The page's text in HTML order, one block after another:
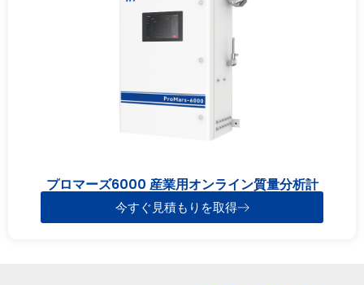
プロマーズ6000 産業用オンライン質量分析計
今すぐ見積もりを取得